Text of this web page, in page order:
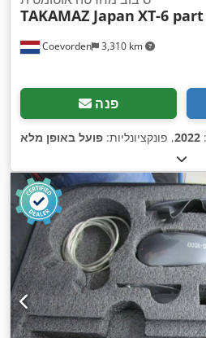
Coevorden 3,310 km
TAKAMAZ Japan XT-6
פנה
2022, פונקציונליות: פועל באופן מלא